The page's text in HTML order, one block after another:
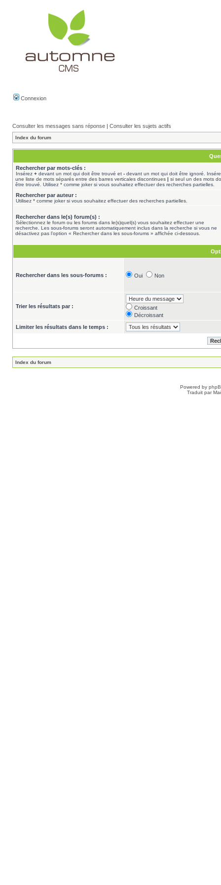
Connexion
Consulter les messages sans réponse | Consulter les sujets actifs
Index du forum
Rechercher par mots-clés :
Insérez + devant un mot qui doit être trouvé et - devant un mot qui doit être ignoré.
une liste de mots séparés entre des barres verticales discontinues | si seul un des mots
être trouvé. Utilisez * comme joker si vous souhaitez effectuer des recherches partielles.
Rechercher par auteur :
Utilisez * comme joker si vous souhaitez effectuer des recherches partielles.
Rechercher dans le(s) forum(s) :
Sélectionnez le forum ou les forums dans le(s)quel(s) vous souhaitez effectuer une
recherche. Les sous-forums seront automatiquement inclus dans la recherche si vous ne
désactivez pas l’option « Rechercher dans les sous-forums » affichée ci-dessous.
Rechercher dans les sous-forums : Oui Non
Trier les résultats par :
Croissant
Décroissant
Limiter les résultats dans le temps :
Index du forum
Powered by
Traduit par